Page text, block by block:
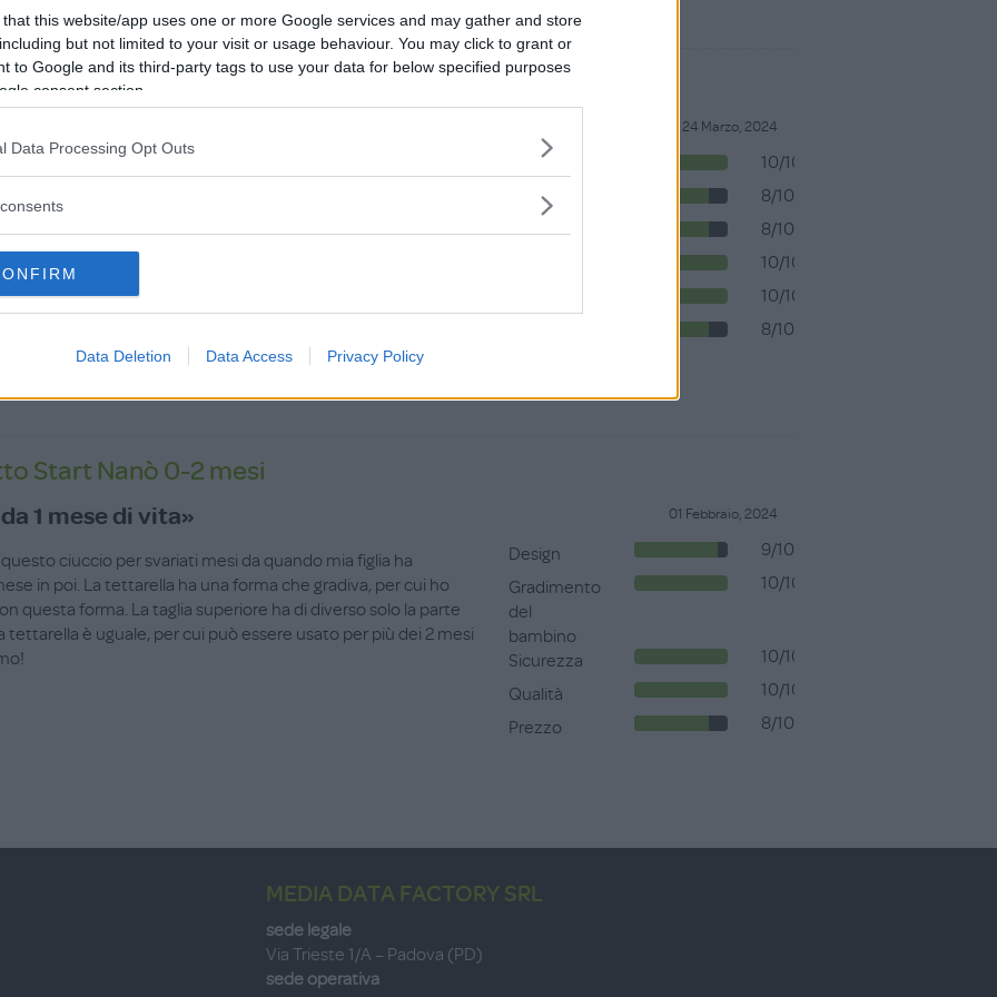
that this website/app uses one or more Google services and may gather and store
but not limited to your visit or usage behaviour. You may click to grant or
to Google and its third-party tags to use your data for below specified purposes
consent section.
Data Processing Opt Outs
Data Deletion Data Access Privacy Policy
ovunque la strada sia piuttosto liscia. Si apre e chiude
e può bastare una mano sola. Diventa abbastanza
e ci sta comodamente in auto, sia nel baule sia dietro ai
usato da subito e se tornassi indietro lo prenderei dalla
aspetterei i 6 mesi. Unica pecca è il fatto che non ci stanno
24 Marzo, 2024
10/10
Maneggevolezza
8/10
Comfort
8/10
10/10
10/10
8/10
Start Nanò 0-2 mesi
1 mese di vita»
ciuccio per svariati mesi da quando mia figlia ha
in poi. La tettarella ha una forma che gradiva, per cui ho
questa forma. La taglia superiore ha di diverso solo la parte
tettarella è uguale, per cui può essere usato per più dei 2 mesi
01 Febbraio, 2024
Design
9/10
Gradimento
del
bambino
10/10
Sicurezza
10/10
Qualità
10/10
Prezzo
8/10
MEDIA DATA FACTORY SRL
sede legale
Via Trieste 1/A – Padova (PD)
sede operativa